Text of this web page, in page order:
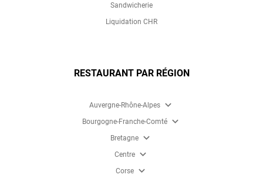
Sandwicherie
Liquidation CHR
RESTAURANT PAR RÉGION
Auvergne-Rhône-Alpes expand_more
Bourgogne-Franche-Comté expand_more
Bretagne expand_more
Centre expand_more
Corse expand_more